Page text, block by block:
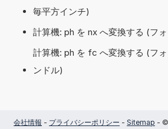
毎平方インチ)
計算機: ph を nx へ変換する (フ
計算機: ph を fc へ変換する (フ
ンドル)
会社情報 - プライバシーポリシー - Sitemap -